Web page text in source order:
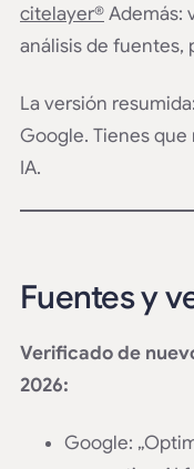
citelayer®Además:
análisis de fuentes,
La versión
Google. Tienes
IA.
Fuentes y
Verificado de
2026:
Google: